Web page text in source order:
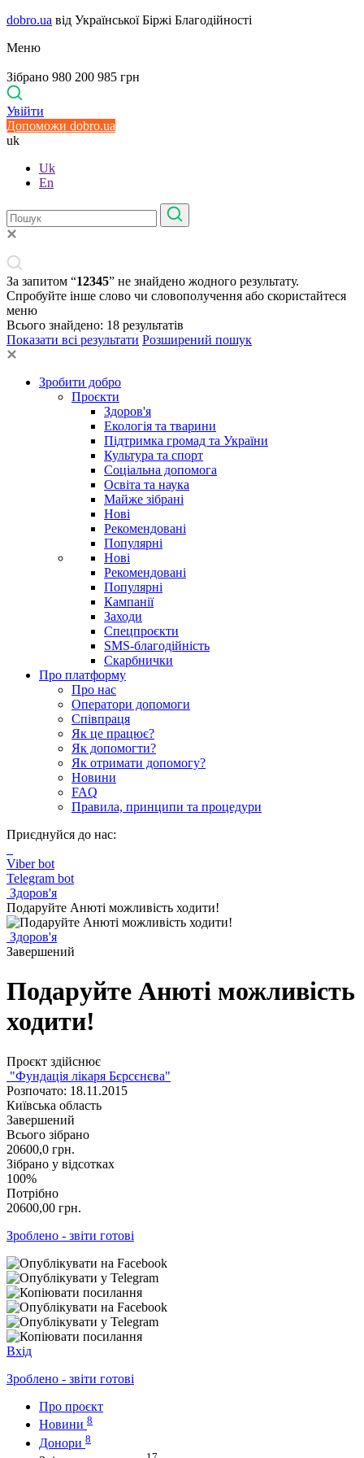
dobro.ua від Української Біржі Благодійності
Меню
Зібрано 980 200 985 грн
Увійти
Допоможи dobro.ua
uk
Uk
En
За запитом “12345” не знайдено жодного результату.
Спробуйте інше слово чи словополучення або скористайтеся
меню
Всього знайдено: 18 результатів
Показати всі результати Розширений пошук
Зробити добро
Проєкти
Здоров'я
Екологія та тварини
Підтримка громад та України
Культура та спорт
Соціальна допомога
Освіта та наука
Майже зібрані
Нові
Рекомендовані
Популярні
Нові
Рекомендовані
Популярні
Кампанії
Заходи
Спецпроєкти
SMS-благодійність
Скарбнички
Про платформу
Про нас
Оператори допомоги
Співпраця
Як це працює?
Як допомогти?
Як отримати допомогу?
Новини
FAQ
Правила, принципи та процедури
Приєднуйся до нас:
Viber bot
Telegram bot
Здоров'я
Подаруйте Анюті можливість ходити!
Здоров'я
Завершений
Подаруйте Анюті можливість
ходити!
Проєкт здійснює
"Фундація лікаря Бєрсєнєва"
Розпочато: 18.11.2015
Київська область
Завершений
Всього зібрано
20600,0 грн.
Зібрано у відсотках
100%
Потрібно
20600,00 грн.
Зроблено - звіти готові
Вхід
Зроблено - звіти готові
Про проєкт
Новини 8
Донори 8